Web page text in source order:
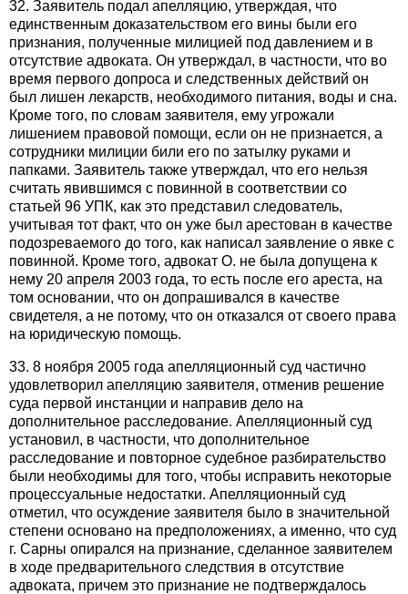
32. Заявитель подал апелляцию, утверждая, что
единственным доказательством его вины были его
признания, полученные милицией под давлением и в
отсутствие адвоката. Он утверждал, в частности, что во
время первого допроса и следственных действий он
был лишен лекарств, необходимого питания, воды и сна.
Кроме того, по словам заявителя, ему угрожали
лишением правовой помощи, если он не признается, а
сотрудники милиции били его по затылку руками и
папками. Заявитель также утверждал, что его нельзя
считать явившимся с повинной в соответствии со
статьей 96 УПК, как это представил следователь,
учитывая тот факт, что он уже был арестован в качестве
подозреваемого до того, как написал заявление о явке с
повинной. Кроме того, адвокат О. не была допущена к
нему 20 апреля 2003 года, то есть после его ареста, на
том основании, что он допрашивался в качестве
свидетеля, а не потому, что он отказался от своего права
на юридическую помощь.
33. 8 ноября 2005 года апелляционный суд частично
удовлетворил апелляцию заявителя, отменив решение
суда первой инстанции и направив дело на
дополнительное расследование. Апелляционный суд
установил, в частности, что дополнительное
расследование и повторное судебное разбирательство
были необходимы для того, чтобы исправить некоторые
процессуальные недостатки. Апелляционный суд
отметил, что осуждение заявителя было в значительной
степени основано на предположениях, а именно, что суд
г. Сарны опирался на признание, сделанное заявителем
в ходе предварительного следствия в отсутствие
адвоката, причем это признание не подтверждалось